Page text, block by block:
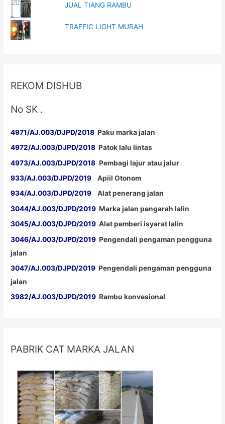
JUAL TIANG RAMBU
TRAFFIC LIGHT MURAH
REKOM DISHUB
No SK .
4971/AJ.003/DJPD/2018 Paku marka jalan
4972/AJ.003/DJPD/2018 Patok lalu lintas
4973/AJ.003/DJPD/2018 Pembagi lajur atau jalur
933/AJ.003/DJPD/2019 Apiil Otonom
934/AJ.003/DJPD/2019 Alat penerang jalan
3044/AJ.003/DJPD/2019 Marka jalan pengarah lalin
3045/AJ.003/DJPD/2019 Alat pemberi isyarat lalin
3046/AJ.003/DJPD/2019 Pengendali pengaman pengguna
jalan
3047/AJ.003/DJPD/2019 Pengendali pengaman pengguna
jalan
3982/AJ.003/DJPD/2019 Rambu konvesional
PABRIK CAT MARKA JALAN